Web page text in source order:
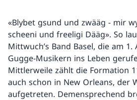
«Blybet gsund und zwääg - mir
scheeni und freeligi Dääg». So
Mittwuch’s Band Basel, die am 1.
Gugge-Musikern ins Leben
Mittlerweile zählt die Formation
auch schon in New Orleans, der
aufgetreten. Demensprechend